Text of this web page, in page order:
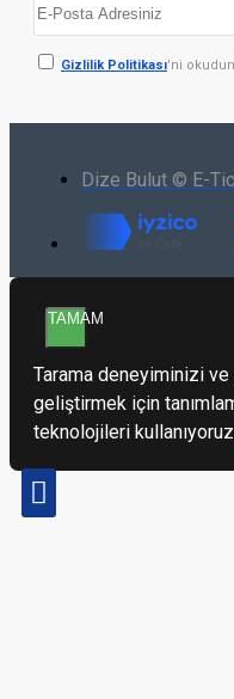
Gizlilik Politikası'ni
Dize Bulut © E-
TAMAM
Tarama deneyiminizi
geliştirmek için
teknolojileri